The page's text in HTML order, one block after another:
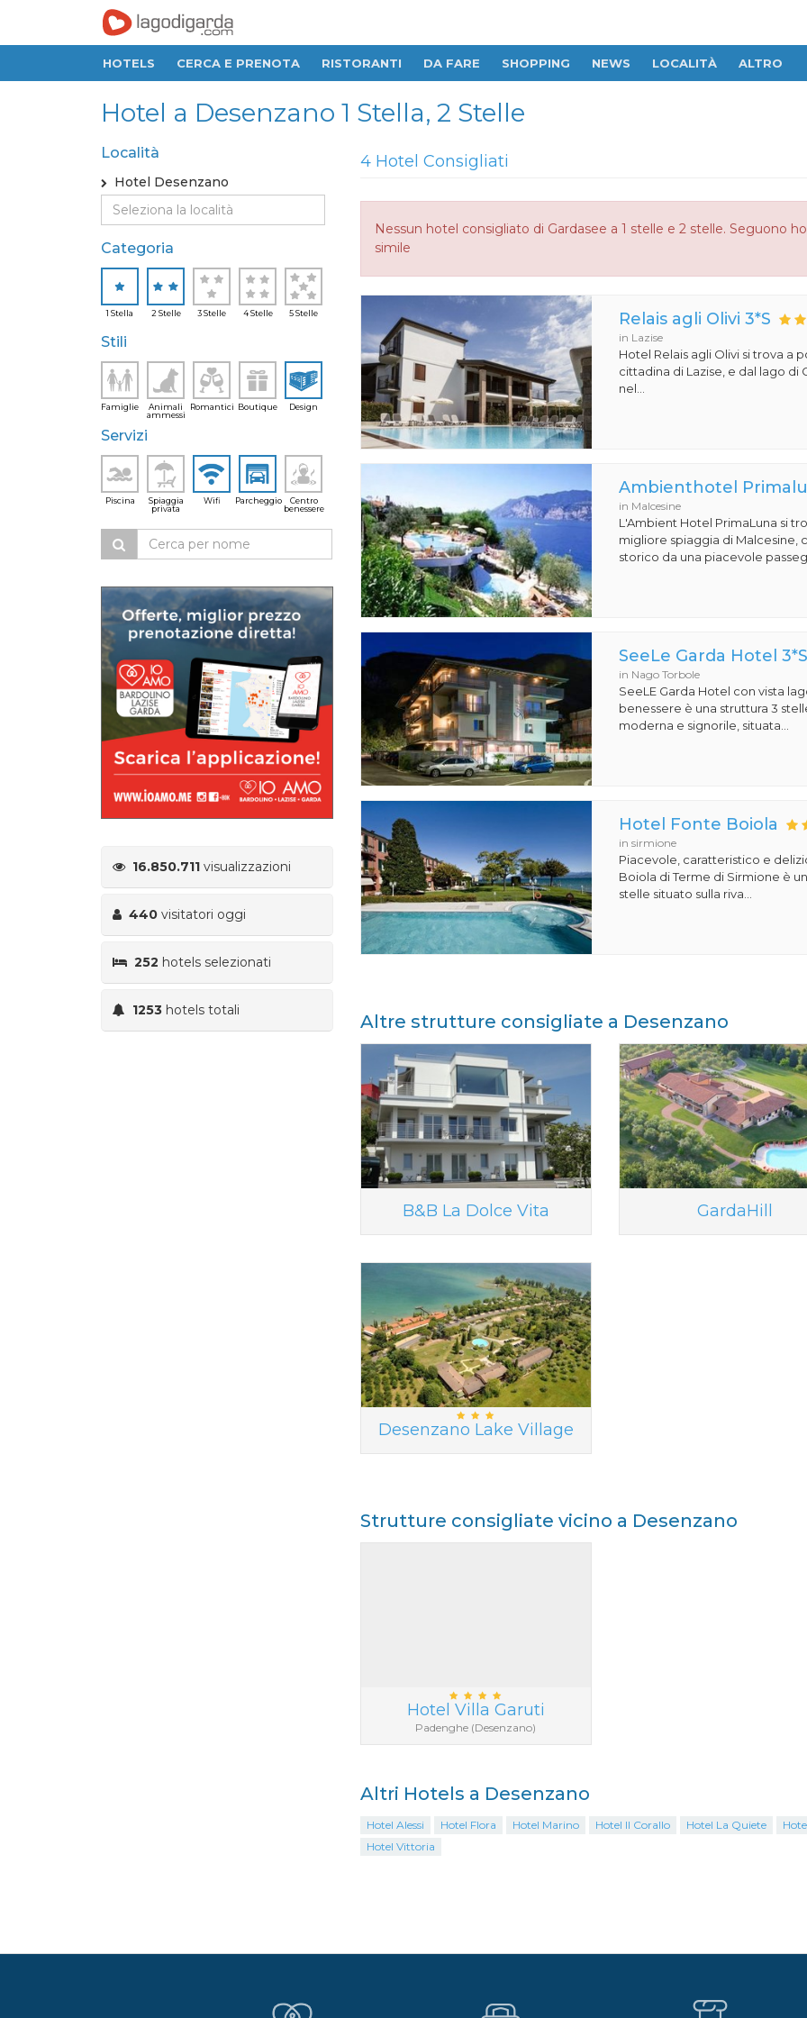
HOTELS CERCA E PRENOTA RISTORANTI DA FARE SHOPPING NEWS LOCALITÀ ALTRO
Hotel a Desenzano 1 Stella, 2 Stelle
Località
Hotel Desenzano
Categoria
1 Stella 2 Stelle 3 Stelle 4 Stelle 5 Stelle
Stili
Famiglie
Animali
ammessi
Romantici Boutique Design
Servizi
Piscina
Spiaggia
privata
Wifi Parcheggio
Centro
benessere
16.850.711 visualizzazioni
440 visitatori oggi
252 hotels selezionati
1253 hotels totali
4 Hotel Consigliati
Nessun hotel consigliato di Gardasee a 1 stelle e 2 stelle. Seguono
simile
Relais agli Olivi 3*S
in Lazise
Hotel Relais agli Olivi si trova a
cittadina di Lazise, e dal lago di
nel...
Ambienthotel
in Malcesine
L'Ambient Hotel PrimaLuna si
migliore spiaggia di Malcesine,
storico da una piacevole
SeeLe Garda Hotel 3*S
in Nago Torbole
SeeLE Garda Hotel con vista
benessere è una struttura 3
moderna e signorile, situata...
Hotel Fonte Boiola
in sirmione
Piacevole, caratteristico e
Boiola di Terme di Sirmione è
stelle situato sulla riva...
Altre strutture consigliate a Desenzano
B&B La Dolce Vita GardaHill
Desenzano Lake Village
Strutture consigliate vicino a Desenzano
Hotel Villa Garuti
Padenghe (Desenzano)
Altri Hotels a Desenzano
Hotel Alessi Hotel Flora Hotel Marino Hotel Il Corallo Hotel La Quiete
Hotel Vittoria